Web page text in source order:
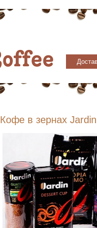
Кофе в зернах Jardin